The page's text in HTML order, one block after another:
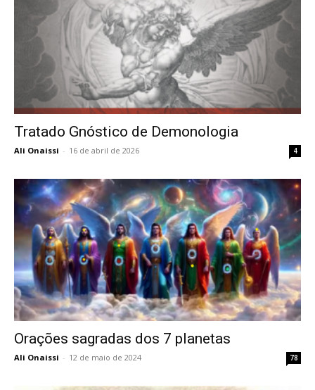
Tratado Gnóstico de Demonologia
Ali Onaissi - 16 de abril de 2026 4
Orações sagradas dos 7 planetas
Ali Onaissi - 12 de maio de 2024 78